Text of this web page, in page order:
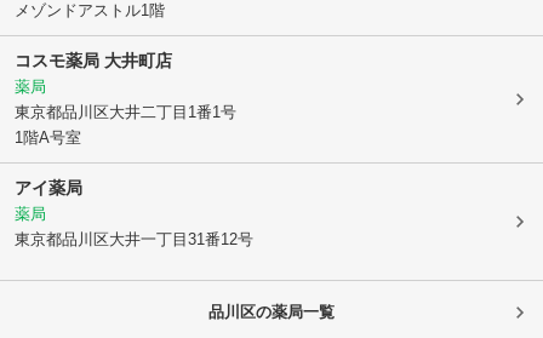
メゾンドアストル1階
コスモ薬局 大井町店
薬局
東京都品川区大井二丁目1番1号
1階A号室
アイ薬局
薬局
東京都品川区大井一丁目31番12号
品川区の薬局一覧